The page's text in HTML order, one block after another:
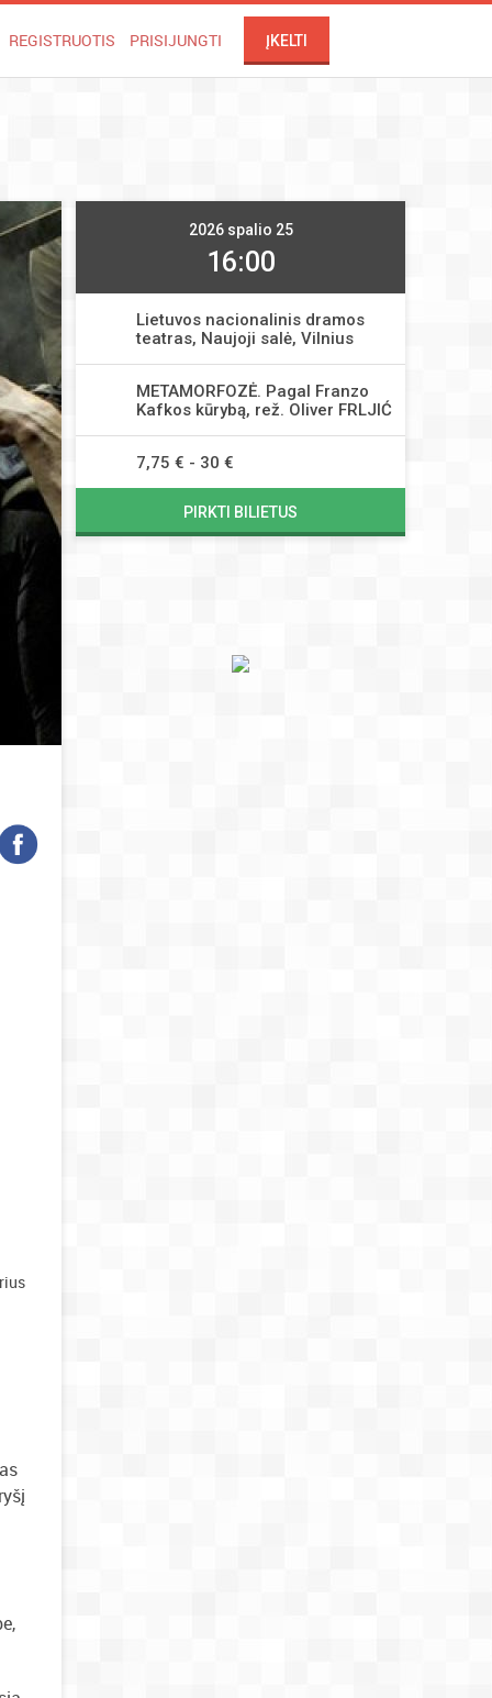
REGISTRUOTIS PRISIJUNGTI ĮKELTI
2026 spalio 25
16:00
Lietuvos nacionalinis dramos
teatras, Naujoji salė, Vilnius
METAMORFOZĖ. Pagal Franzo
Kafkos kūrybą, rež. Oliver FRLJIĆ
7,75 € - 30 €
PIRKTI BILIETUS